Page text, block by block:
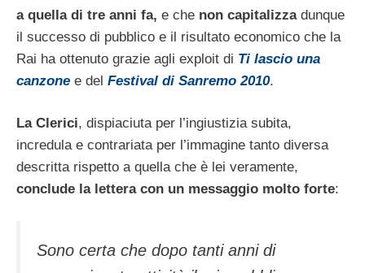
a quella di tre anni fa, e che non capitalizzadunque
il successo di pubblico e il risultato economico che la
Rai ha ottenuto grazie agli exploit di Ti lascio una
canzone e del Festival di Sanremo 2010.
La Clerici, dispiaciuta per l’ingiustizia subita,
incredula e contrariata per l’immagine tanto diversa
descritta rispetto a quella che è lei veramente,
conclude la lettera con un messaggio molto forte:
Sono certa che dopo tanti anni di